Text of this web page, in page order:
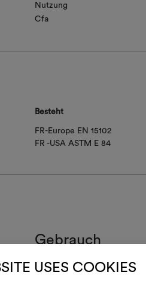
USES COOKIES
Nutzung
Cfa
Besteht
FR-Europe EN 15102
FR -USA ASTM E 84
Gebrauch
{ Nur beim